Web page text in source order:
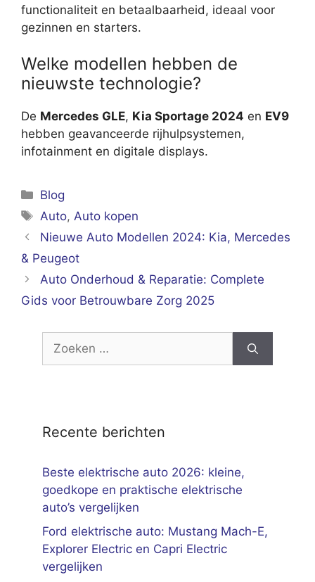
functionaliteit en betaalbaarheid, ideaal voor
gezinnen en starters.
Welke modellen hebben de
nieuwste technologie?
De Mercedes GLE, Kia Sportage 2024 en EV9
hebben geavanceerde rijhulpsystemen,
infotainment en digitale displays.
Categorieën
Blog
Tags
Auto,Auto kopen
Nieuwe Auto Modellen 2024: Kia, Mercedes
& Peugeot
Auto Onderhoud & Reparatie: Complete
Gids voor Betrouwbare Zorg 2025
Zoek
Recente berichten
Beste elektrische auto 2026: kleine,
goedkope en praktische elektrische
auto’s vergelijken
Ford elektrische auto: Mustang Mach-E,
Explorer Electric en Capri Electric
vergelijken